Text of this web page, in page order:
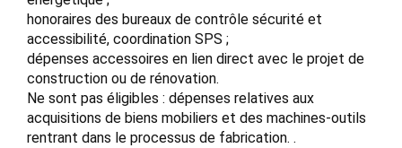
honoraires des bureaux de contrôle sécurité et
accessibilité, coordination SPS ;
dépenses accessoires en lien direct avec le projet de
construction ou de rénovation.
Ne sont pas éligibles : dépenses relatives aux
acquisitions de biens mobiliers et des machines-outils
rentrant dans le processus de fabrication. .